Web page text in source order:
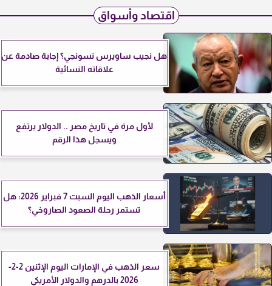
اقتصاد وأسواق
هل نجيب ساويرس نسونجي؟ إجابة صادمة عن
علاقاته النسائية
لأول مرة في تاريخ مصر .. الدولار يرتفع
ويسجل هذا الرقم
أسعار الذهب اليوم السبت 7 فبراير 2026: هل
تستمر رحلة الصعود الصاروخي؟
سعر الذهب في الإمارات اليوم الإثنين 2-2-
2026 بالدرهم والدولار الأمريكي